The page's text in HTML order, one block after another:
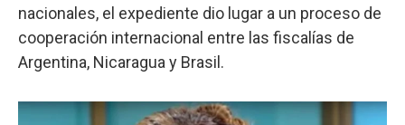
nacionales, el expediente dio lugar a un proceso de
cooperación internacional entre las fiscalías de
Argentina, Nicaragua y Brasil.